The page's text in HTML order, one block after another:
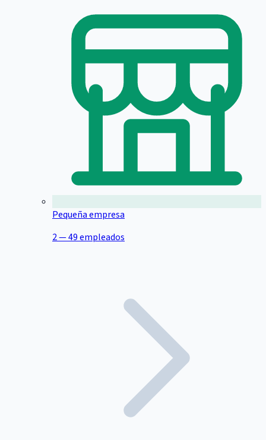
Pequeña empresa
2 — 49 empleados